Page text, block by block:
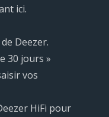
ici.
Deezer.
30 jours »
vos
HiFi pour